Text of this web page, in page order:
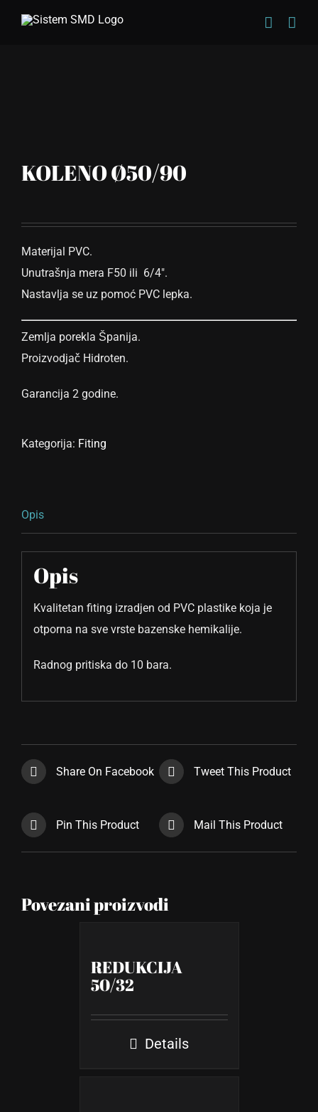
KOLENO Ø50/90
Materijal PVC.
Unutrašnja mera F50 ili 6/4″.
Nastavlja se uz pomoć PVC lepka.
Zemlja porekla Španija.
Proizvodjač Hidroten.
Garancija 2 godine.
Kategorija: Fiting
Opis
Opis
Kvalitetan fiting izradjen od PVC plastike koja je
otporna na sve vrste bazenske hemikalije.
Radnog pritiska do 10 bara.
Share On Facebook Tweet This Product
Pin This Product Mail This Product
Povezani proizvodi
REDUKCIJA
50/32
Details